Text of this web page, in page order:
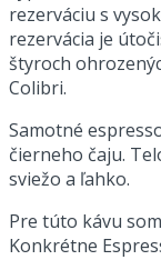
rezerváciu s
rezervácia je
štyroch
Colibri.
Samotné
čierneho čaju.
sviežo a ľahko.
Pre túto kávu
Konkrétne